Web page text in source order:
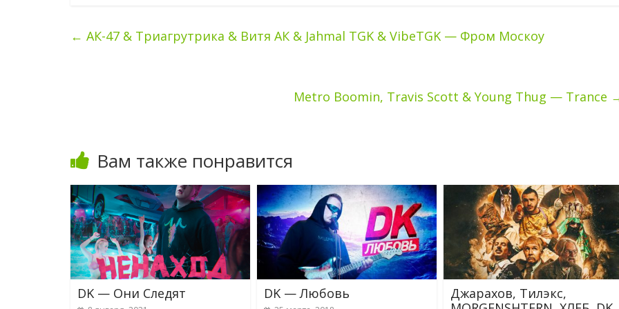
← АК-47 & Триагрутрика & Витя АК & Jahmal TGK & VibeTGK — Фром Москоу
Metro Boomin, Travis Scott & Young Thug — Trance
Вам также понравится
DK — Они Следят DK — Любовь
Джарахов, Тилэкс,